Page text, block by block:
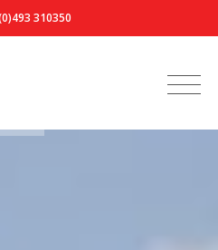
310350